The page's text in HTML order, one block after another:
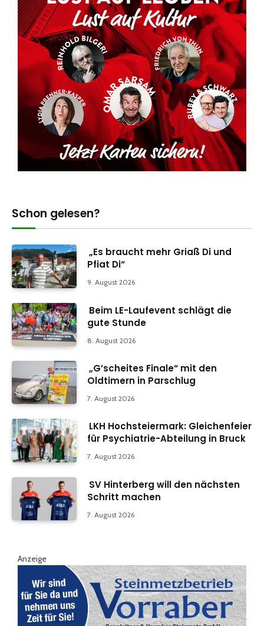
Schon gelesen?
„Es braucht mehr Griaß Di und
Pfiat Di“
9. August 2026
Beim LE-Laufevent schlägt die
gute Stunde
8. August 2026
„G’scheites Finale“ mit den
Oldtimern in Parschlug
7. August 2026
LKH Hochsteiermark: Gleichenfeier
für Psychiatrie-Abteilung in Bruck
7. August 2026
SV Hinterberg will den nächsten
Schritt machen
7. August 2026
Anzeige